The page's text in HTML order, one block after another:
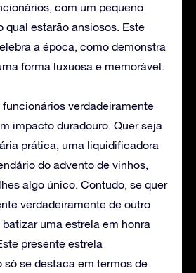
com um pequeno
qual estarão ansiosos. Este
a época, como demonstra
forma luxuosa e memorável.
verdadeiramente
impacto duradouro. Quer seja
prática, uma liquidificadora
do advento de vinhos,
algo único. Contudo, se quer
verdadeiramente de outro
uma estrela em honra
presente estrela
só se destaca em termos de